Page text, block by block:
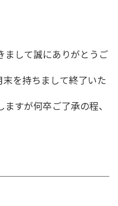
まして誠にありがとうご
を持ちまして終了いた
すが何卒ご了承の程、